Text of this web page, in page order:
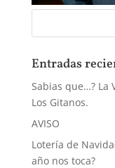
Entradas
Sabias que…? La
Los Gitanos.
AVISO
Lotería de
año nos toca?